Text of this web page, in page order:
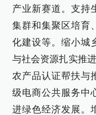
产业新赛道。支持
集群和集聚区培育
化建设等。缩小城
与社会资源扎实推
农产品认证帮扶与
级电商公共服务中
进绿色经济发展。